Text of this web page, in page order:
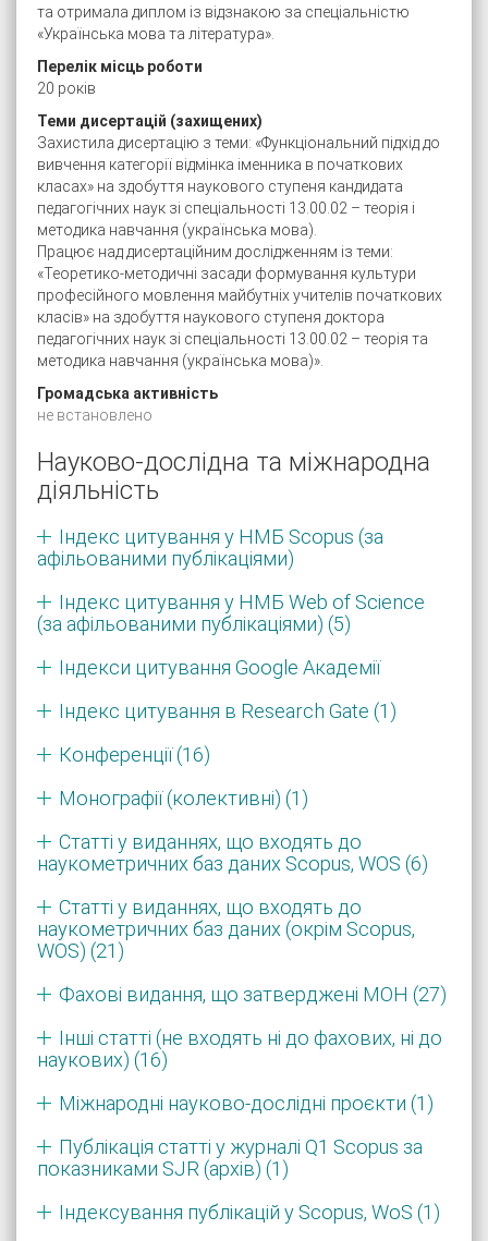
та отримала диплом із відзнакою за спеціальністю
«Українська мова та література».
Перелік місць роботи
20 років
Теми дисертацій (захищених)
Захистила дисертацію з теми: «Функціональний підхід до
вивчення категорії відмінка іменника в початкових
класах» на здобуття наукового ступеня кандидата
педагогічних наук зі спеціальності 13.00.02 – теорія і
методика навчання (українська мова).
Працює над дисертаційним дослідженням із теми:
«Теоретико-методичні засади формування культури
професійного мовлення майбутніх учителів початкових
класів» на здобуття наукового ступеня доктора
педагогічних наук зі спеціальності 13.00.02 – теорія та
методика навчання (українська мова)».
Громадська активність
не встановлено
Науково-дослідна та міжнародна
діяльність
Індекс цитування у НМБ Scopus (за
афільованими публікаціями)
Індекс цитування у НМБ Web of Science
(за афільованими публікаціями) (5)
Індекси цитування Google Академії
Індекс цитування в Research Gate (1)
Конференції (16)
Монографії (колективні) (1)
Статті у виданнях, що входять до
наукометричних баз даних Scopus, WOS (6)
Статті у виданнях, що входять до
наукометричних баз даних (окрім Scopus,
WOS) (21)
Фахові видання, що затверджені МОН (27)
Інші статті (не входять ні до фахових, ні до
наукових) (16)
Міжнародні науково-дослідні проєкти (1)
Публікація статті у журналі Q1 Scopus за
показниками SJR (архів) (1)
Індексування публікацій у Scopus, WoS (1)